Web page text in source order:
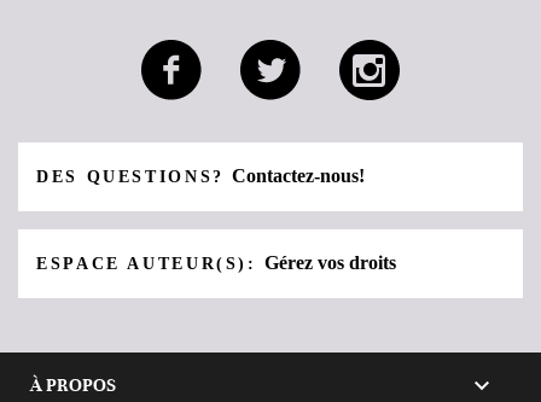
DES QUESTIONS?Contactez-nous!
ESPACE AUTEUR(S):Gérez vos droits
À PROPOS 